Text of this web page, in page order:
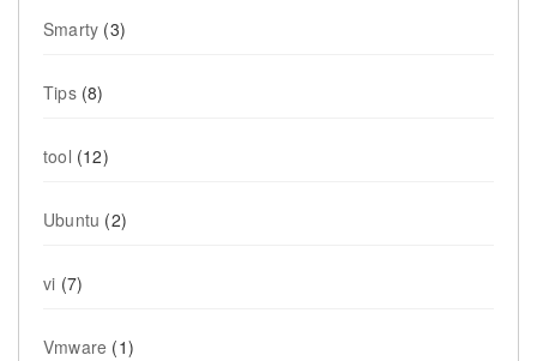
Smarty (3)
Tips(8)
tool (12)
Ubuntu (2)
vi (7)
Vmware (1)